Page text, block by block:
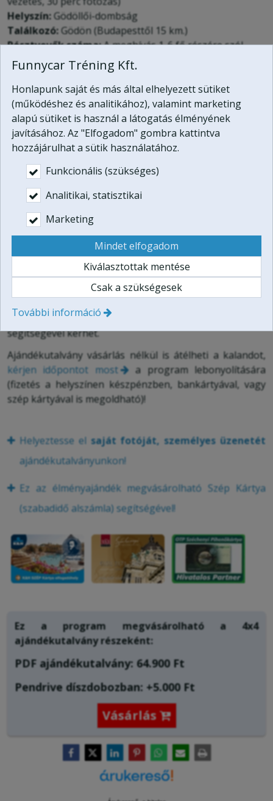
Helyszín:Gödöllői-dombság
Találkozó:Gödön (Budapesttől 15 km.)
Résztvevők száma:A meghívás 1-6 fő részére szól.
Lebonyolítás:egész évben, de a fotózás miatt derült
száraz idő javasolt.
A terepjáró vezetésének feltétele érvényes B kategóriás
jogosítvány bemutatása.
Ez a program megvásárolható a
ajándékutalványrészeként:
PDF ajándékutalvány: 64.900 Ft
Pendrive díszdobozban: +5.000 Ft
Ez az élményajándék utalvány a vásárlásától
számított egy éven belül váltható be.
További információt
segítségével kérhet.
Ajándékutalvány vásárlás nélkül is átélheti a kalandot,
kérjen időpontot most
a program lebonyolítására
(fizetés a helyszínen készpénzben, bankártyával, vagy
szép kártyával is megoldható)!
Helyeztesse el saját fotóját, személyes üzenetét
ajándékutalványunkon!
Ez az élményajándék megvásárolható Szép Kártya
(szabadidő alszámla) segítségével!
Ez a program megvásárolható a 4x4
ajándékutalványrészeként:
PDF ajándékutalvány: 64.900 Ft
Pendrive díszdobozban: +5.000 Ft
Vásárlás 
Funnycar Tréning Kft.
Honlapunk saját és más által elhelyezett sütiket
(működéshez és analitikához), valamint marketing
alapú sütiket is használ a látogatás élményének
javításához. Az "Elfogadom" gombra kattintva
hozzájárulhat a sütik használatához.
Funkcionális (szükséges)
Analitikai, statisztikai
Marketing
Mindet elfogadom
Kiválasztottak mentése
Csak a szükségesek
További információ